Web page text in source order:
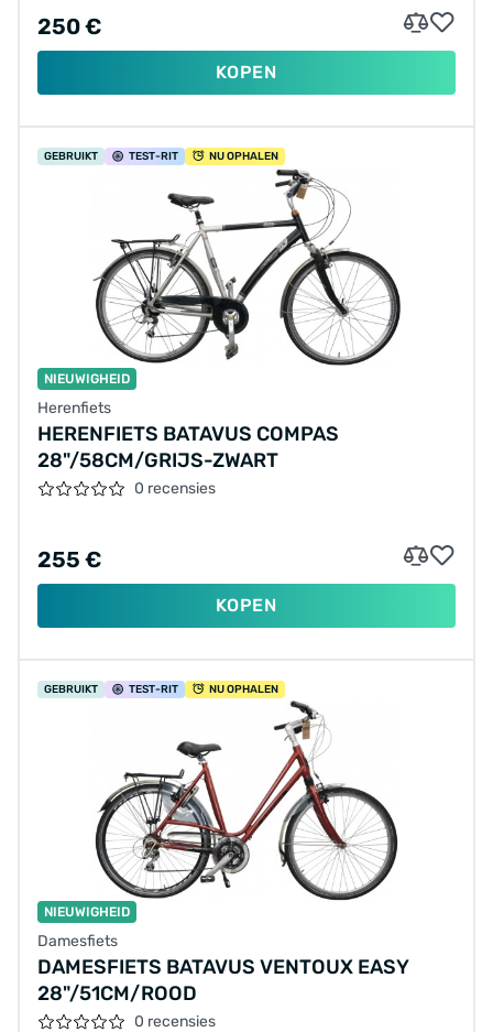
250 €
KOPEN
GEBRUIKT TEST-RIT NU OPHALEN
NIEUWIGHEID
Herenfiets
HERENFIETS BATAVUS COMPAS
28"/58CM/GRIJS-ZWART
0 recensies
255 €
KOPEN
GEBRUIKT TEST-RIT NU OPHALEN
NIEUWIGHEID
Damesfiets
DAMESFIETS BATAVUS VENTOUX EASY
28"/51CM/ROOD
0 recensies